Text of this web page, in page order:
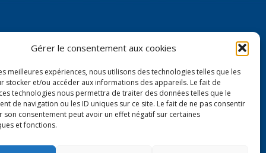
Gérer le consentement aux cookies
meilleures expériences, nous utilisons des technologies telles que les
stocker et/ou accéder aux informations des appareils. Le fait de
technologies nous permettra de traiter des données telles que le
de navigation ou les ID uniques sur ce site. Le fait de ne pas consentir
son consentement peut avoir un effet négatif sur certaines
et fonctions.
Contactez-moi à Paris
126 rue de l’Université